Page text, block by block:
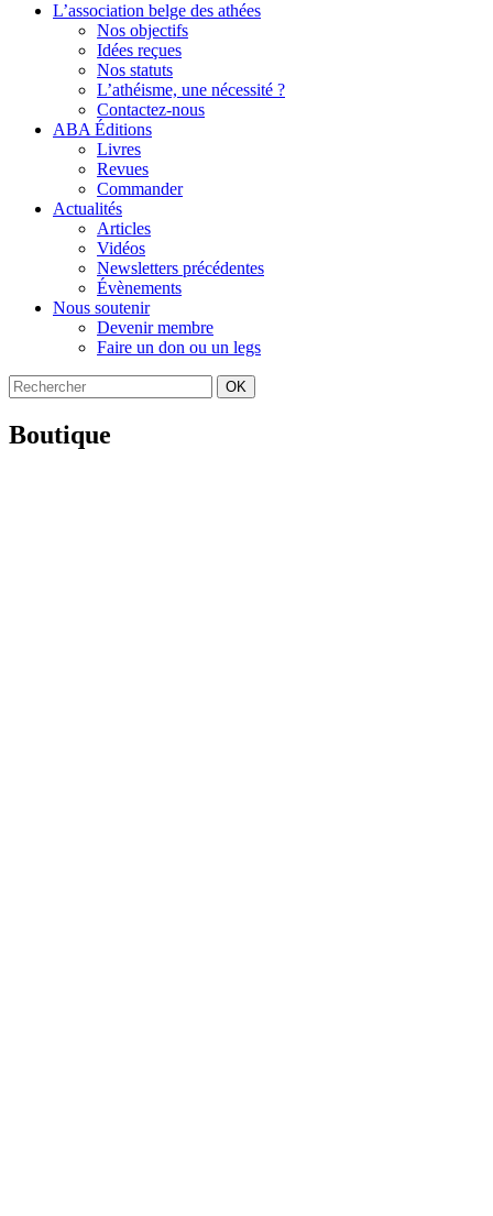
L’association belge des athées
Nos objectifs
Idées reçues
Nos statuts
L’athéisme, une nécessité ?
Contactez-nous
ABA Éditions
Livres
Revues
Commander
Actualités
Articles
Vidéos
Newsletters précédentes
Évènements
Nous soutenir
Devenir membre
Faire un don ou un legs
OK
Boutique